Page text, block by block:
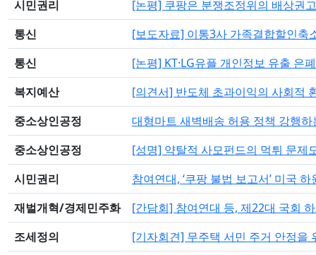
시민권리
[논평] 쿠팡은 분쟁조정위의 배상권
통신
[보도자료] 이통3사 가족결합할인축
통신
[논평] KT·LG유플 개인정보 유출 은
복지예산
[의견서] 반도체 초과이익의 사회적
중소상인공정
대형마트 새벽배송 허용 정책 강행
중소상인공정
[성명] 약탈적 사모펀드의 먹튀 문제
시민권리
참여연대, ‘쿠팡 불법 보고서’ 미국
재벌개혁/경제민주화
[간담회] 참여연대 등, 제22대 국회
조세정의
[기자회견] 무주택 서민 주거 안정을